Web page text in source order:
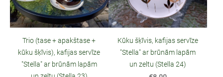
Trio (tase + apakštase +
kūku šķīvis), kafijas servīze
"Stella" ar brūnām lapām
Kūku šķīvis, kafijas servīze
"Stella" ar brūnām lapām
un zeltu (Stella 24)